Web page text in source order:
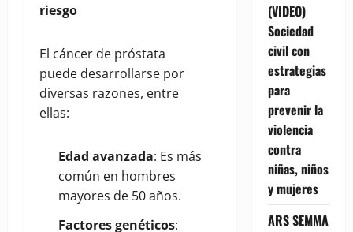
riesgo
El cáncer de próstata
puede desarrollarse por
diversas razones, entre
ellas:
Edad avanzada: Es más
común en hombres
mayores de 50 años.
Factores genéticos:
(VIDEO)
Sociedad
civil con
estrategias
para
prevenir la
violencia
contra
niñas, niños
y mujeres
ARS SEMMA